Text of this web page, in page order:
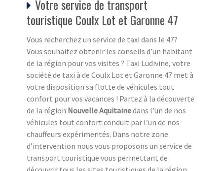
Votre service de transport
touristique Coulx Lot et Garonne 47
Vous recherchez un service de taxi dans le 47?
Vous souhaitez obtenir les conseils d’un habitant
de la région pour vos visites ? Taxi Ludivine, votre
société de taxi à de Coulx Lot et Garonne 47 met à
votre disposition sa flotte de véhicules tout
confort pour vos vacances ! Partez à la découverte
de la région Nouvelle Aquitainedans l’un de nos
véhicules tout confort conduit par l’un de nos
chauffeurs expérimentés. Dans notre zone
d’intervention nous vous proposons un service de
transport touristique vous permettant de